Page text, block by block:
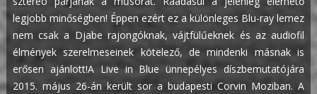
legjobb minőségben! Éppen ezért ez a különleges Blu-ray lemez
nem csak a Djabe rajongóknak, vájtfülűeknek és az audiofil
élmények szerelmeseinek kötelező, de mindenki másnak is
erősen ajánlott!A Live in Blue ünnepélyes díszbemutatójára
2015. május 26-án került sor a budapesti Corvin Moziban. A